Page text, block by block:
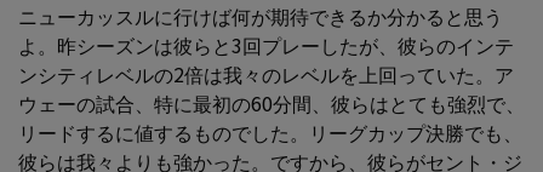
ニューカッスルに行けば何が期待できるか分かると思う
よ。昨シーズンは彼らと3回プレーしたが、彼らのインテ
ンシティレベルの2倍は我々のレベルを上回っていた。ア
ウェーの試合、特に最初の60分間、彼らはとても強烈で、
リードするに値するものでした。リーグカップ決勝でも、
彼らは我々よりも強かった。ですから、彼らがセント・ジ